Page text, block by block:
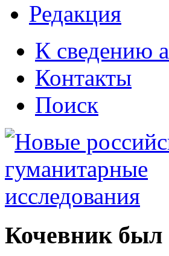
Редакция
К сведению
Контакты
Поиск
Кочевник был